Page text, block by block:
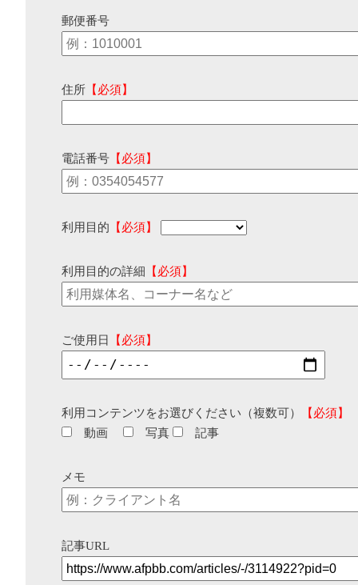
郵便番号
住所 【必須】
電話番号 【必須】
利用目的 【必須】
利用目的の詳細 【必須】
ご使用日 【必須】
利用コンテンツをお選びください（複数可）
【必須】
動画
写真 記事
メモ
記事URL